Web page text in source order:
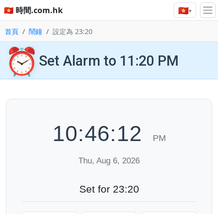
🇭🇰 時間.com.hk 🇭🇰▾
首頁 鬧鐘 設定為 23:20
⏰ Set Alarm to 11:20 PM
10:46:13 PM
Thu, Aug 6, 2026
Set for 23:20